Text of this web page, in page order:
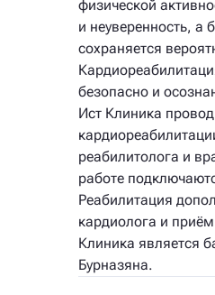
физической
и неуверенность, а
сохраняется
безопасно и
Ист Клиника
реабилитолога и
работе
Реабилитация
кардиолога и
Клиника
Бурназяна.